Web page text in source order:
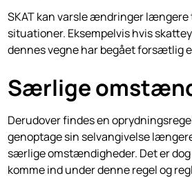
SKAT kan varsle ændringer længere
situationer. Eksempelvis hvis
dennes vegne har begået forsætlig
Særlige
Derudover findes en
genoptage sin selvangivelse
særlige omstændigheder. Det er
komme ind under denne regel og